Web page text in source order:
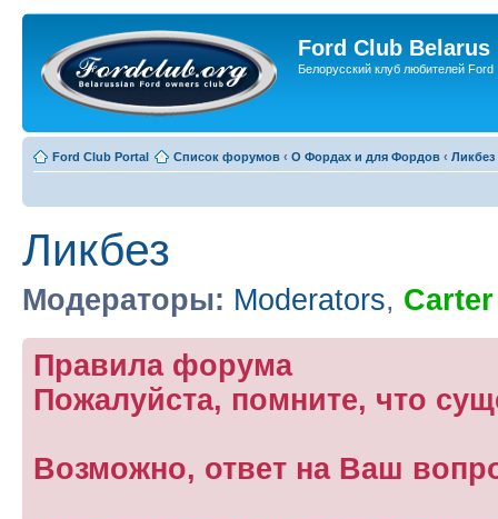
Ford Club Belarus
Белорусский клуб любителей Ford
Ford Club Portal Список форумов ‹ О Фордах и для Фордов ‹ Ликбез
Ликбез
Модераторы: Moderators, Carter
Правила форума
Пожалуйста, помните, что
Возможно, ответ на Ваш